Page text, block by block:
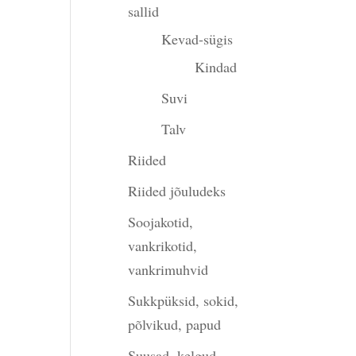
sallid
Kevad-sügis
Kindad
Suvi
Talv
Riided
Riided jõuludeks
Soojakotid,
vankrikotid,
vankrimuhvid
Sukkpüksid, sokid,
põlvikud, papud